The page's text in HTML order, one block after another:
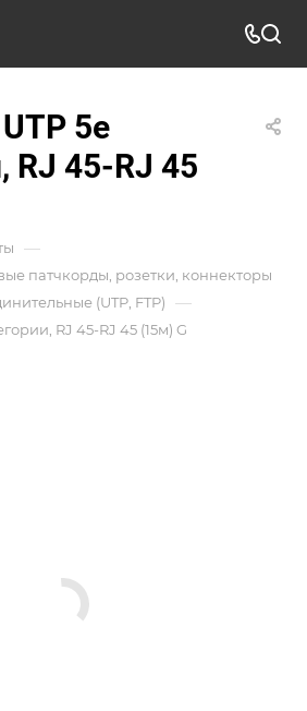
5e
RJ 45-RJ 45
—
патчкорды, розетки, коннекторы
(UTP, FTP) —
RJ 45-RJ 45 (15м) G